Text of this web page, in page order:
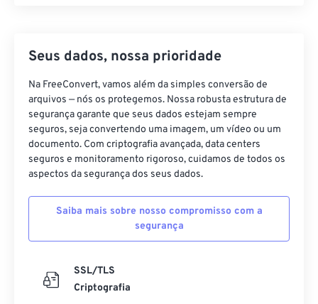
Seus dados, nossa prioridade
Na FreeConvert, vamos além da simples conversão de
arquivos — nós os protegemos. Nossa robusta estrutura de
segurança garante que seus dados estejam sempre
seguros, seja convertendo uma imagem, um vídeo ou um
documento. Com criptografia avançada, data centers
seguros e monitoramento rigoroso, cuidamos de todos os
aspectos da segurança dos seus dados.
Saiba mais sobre nosso compromisso com a
segurança
SSL/TLS
Criptografia